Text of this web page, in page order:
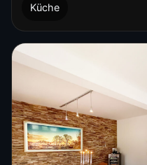
Küche